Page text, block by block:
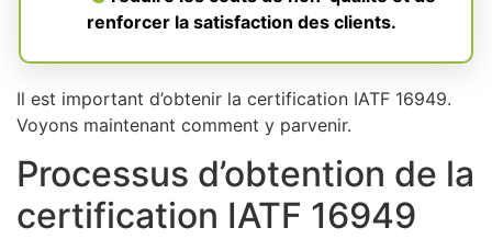
renforcer la satisfaction des clients.
Il est important d’obtenir la certification IATF 16949.
Voyons maintenant comment y parvenir.
Processus d’obtention de la
certification IATF 16949